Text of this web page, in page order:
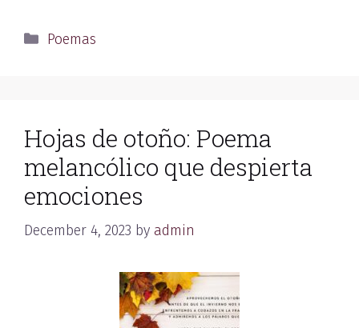
Categories
Poemas
Hojas de otoño: Poema
melancólico que despierta
emociones
December 4, 2023 by admin